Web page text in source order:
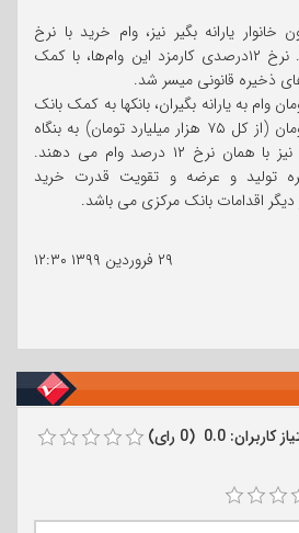
بیش از۲۳ میلیون خانوار یارانه بگیر نیز، وام خرید با نرخ
۱۲درصد دریافت می کنند. نرخ ۱۲درصدی کارمزد این وام‌‌ها، با کمک
ذخیره قانونی میسر شد.
تومان وام به یارانه بگیران، بانکها به کمک بانک
مرکزی، ۵۲ هزار میلیارد تومان (از کل ۷۵ هزار میلیارد تومان) به بنگاه
ها و مشاغل آسیب دیده نیز با همان نرخ ۱۲ درصد وام می دهند.
تولید و عرضه و تقویت قدرت خرید
دیگر اقدامات بانک مرکزی می باشد.
۲۹ فروردین ۱۳۹۹ ۱۲:۳۰
0.0 (0 رای)